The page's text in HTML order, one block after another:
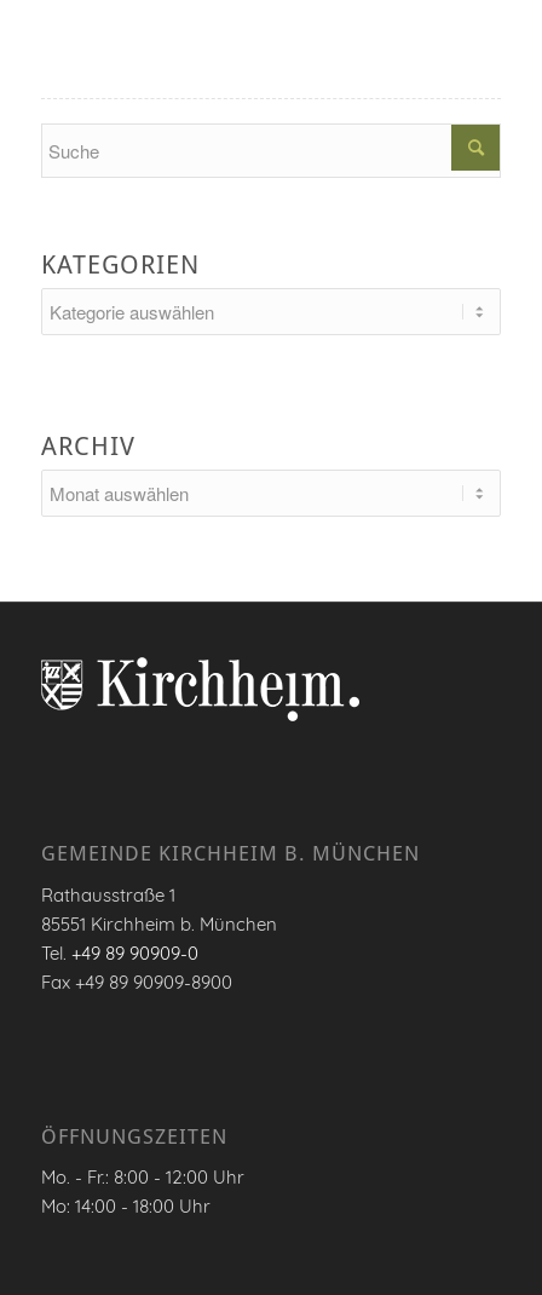
KATEGORIEN
ARCHIV
GEMEINDE KIRCHHEIM B. MÜNCHEN
Rathausstraße 1
85551 Kirchheim b. München
Tel. +49 89 90909-0
Fax +49 89 90909-8900
ÖFFNUNGSZEITEN
Mo. - Fr.: 8:00 - 12:00 Uhr
Mo: 14:00 - 18:00 Uhr